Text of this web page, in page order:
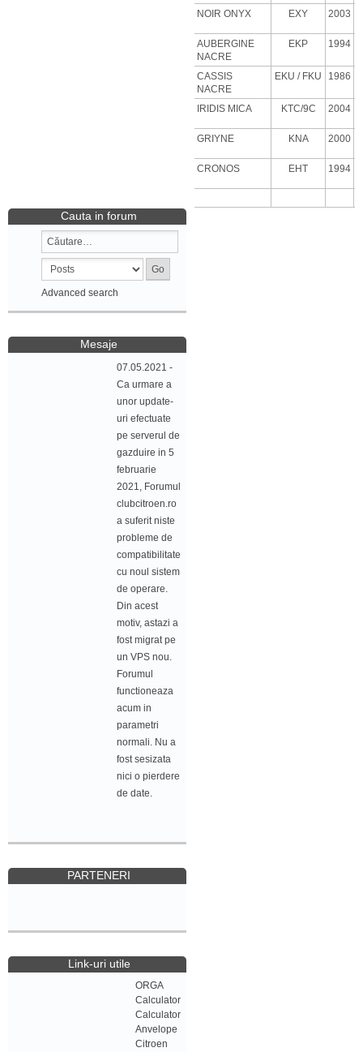
NOIR ONYX EXY 2003
AUBERGINE
NACRE
EKP 1994
CASSIS
NACRE
EKU / FKU 1986
IRIDIS MICA KTC/9C 2004
GRIYNE KNA 2000
CRONOS EHT 1994
Cauta in forum
Advanced search
Mesaje
07.05.2021 -
Ca urmare a
unor update-
uri efectuate
pe serverul de
gazduire in 5
februarie
2021, Forumul
clubcitroen.ro
a suferit niste
probleme de
compatibilitate
cu noul sistem
de operare.
Din acest
motiv, astazi a
fost migrat pe
un VPS nou.
Forumul
functioneaza
acum in
parametri
normali. Nu a
fost sesizata
nici o pierdere
de date.
PARTENERI
Link-uri utile
ORGA
Calculator
Calculator
Anvelope
Citroen